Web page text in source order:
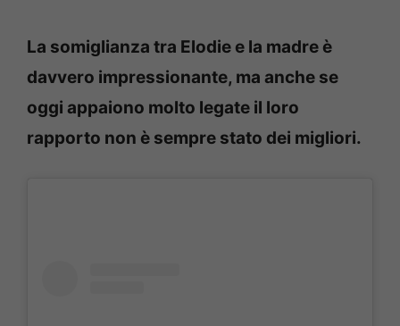
La somiglianza tra Elodie e la madre è
davvero impressionante, ma anche se
oggi appaiono molto legate il loro
rapporto non è sempre stato dei migliori.